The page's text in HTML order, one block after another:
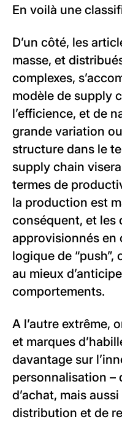
En voilà une
D’un côté, les
masse, et
complexes,
modèle de supply
l’efficience, et de
grande variation
structure dans le
supply chain
termes de
la production est
conséquent, et les
approvisionnés en
logique de
au mieux
comportements.
A l’autre extrême,
et marques
davantage sur
personnalisation –
d’achat, mais
distribution et de